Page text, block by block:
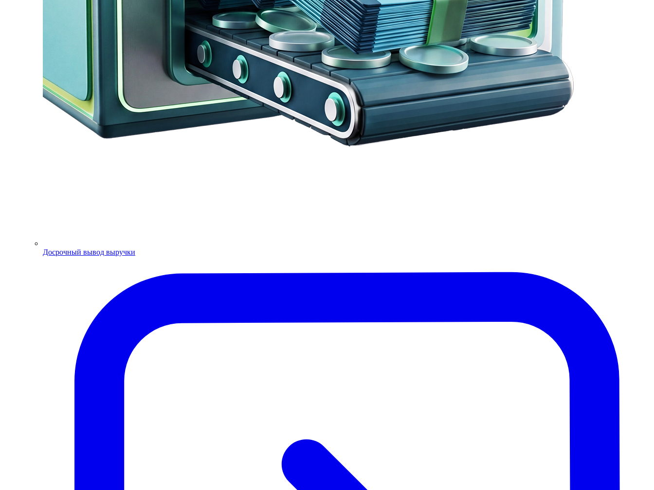
Досрочный вывод выручки